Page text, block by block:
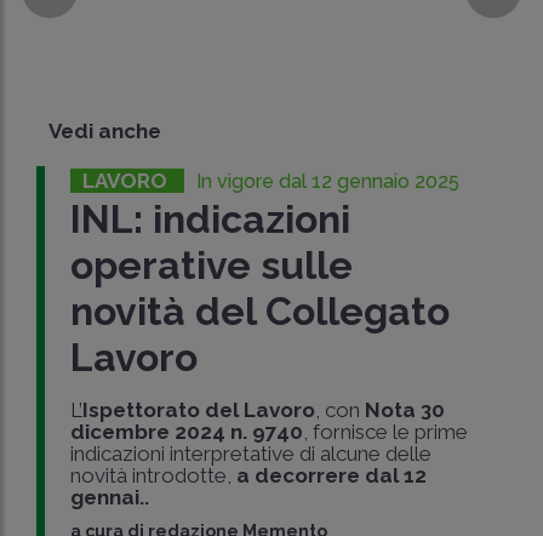
Vedi anche
LAVORO In vigore dal 12 gennaio 2025
INL: indicazioni
operative sulle
novità del Collegato
Lavoro
L’Ispettorato del Lavoro , con Nota 30
dicembre 2024 n. 9740 , fornisce le prime
indicazioni interpretative di alcune delle
novità introdotte, a decorrere dal 12
gennai..
a cura di redazione Memento